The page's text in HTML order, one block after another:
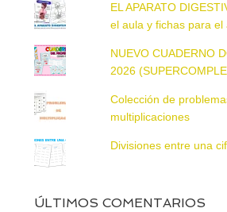
EL APARATO
el aula y fichas para el
NUEVO CUADERNO
2026
Colección de
multiplicaciones
Divisiones entre una
ÚLTIMOS COMENTARIOS